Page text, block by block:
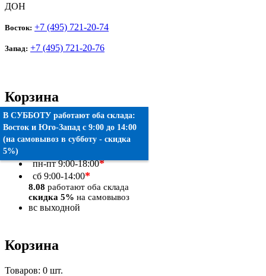
ДОН
Восток: +7 (495) 721-20-74
Запад: +7 (495) 721-20-76
Корзина
Товаров:0 шт.
Оформить заказ
пн-пт9:00-18:00*
сб 9:00-14:00*
8.08 работают оба склада
скидка 5% на самовывоз
вс выходной
Корзина
Товаров: 0 шт.
В СУББОТУ работают оба склада:
Восток и Юго-Запад c 9:00 до 14:00
(на самовывоз в субботу - скидка
5%)